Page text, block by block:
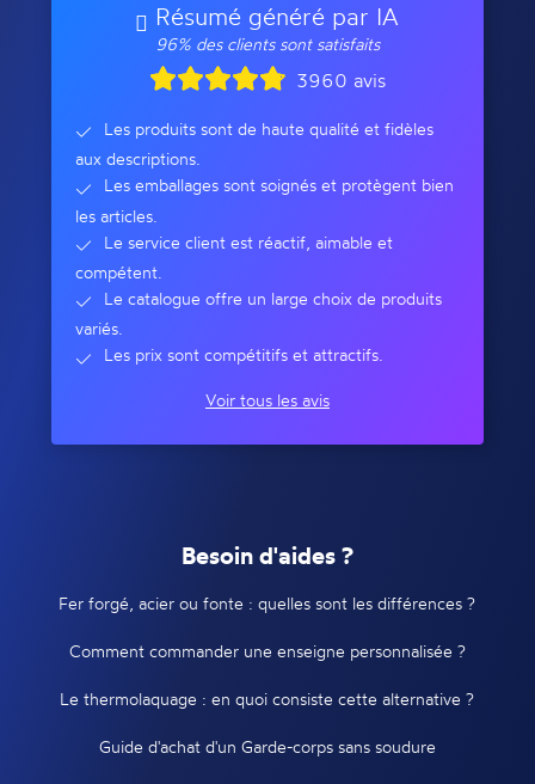
Résumé généré par IA
96% des clients sont satisfaits
3960 avis
Les produits sont de haute qualité et fidèles
aux descriptions.
Les emballages sont soignés et protègent bien
les articles.
Le service client est réactif, aimable et
compétent.
Le catalogue offre un large choix de produits
variés.
Les prix sont compétitifs et attractifs.
Voir tous les avis
Besoin d'aides ?
Fer forgé, acier ou fonte : quelles sont les différences ?
Comment commander une enseigne personnalisée ?
Le thermolaquage : en quoi consiste cette alternative ?
Guide d'achat d'un Garde-corps sans soudure